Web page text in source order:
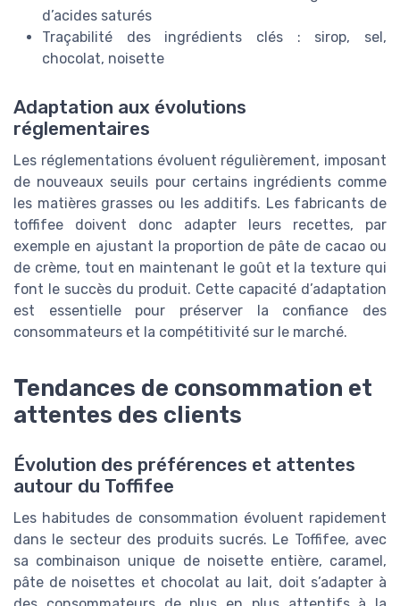
d’acides saturés
Traçabilité des ingrédients clés : sirop, sel,
chocolat, noisette
Adaptation aux évolutions
réglementaires
Les réglementations évoluent régulièrement, imposant
de nouveaux seuils pour certains ingrédients comme
les matières grasses ou les additifs. Les fabricants de
toffifee doivent donc adapter leurs recettes, par
exemple en ajustant la proportion de pâte de cacao ou
de crème, tout en maintenant le goût et la texture qui
font le succès du produit. Cette capacité d’adaptation
est essentielle pour préserver la confiance des
consommateurs et la compétitivité sur le marché.
Tendances de consommation et
attentes des clients
Évolution des préférences et attentes
autour du Toffifee
Les habitudes de consommation évoluent rapidement
dans le secteur des produits sucrés. Le Toffifee, avec
sa combinaison unique de noisette entière, caramel,
pâte de noisettes et chocolat au lait, doit s’adapter à